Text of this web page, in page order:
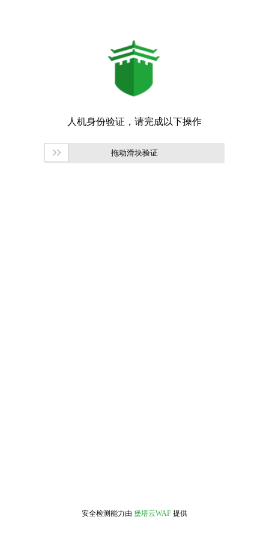
拖动滑块验证
安全检测能力由 堡塔云WAF 提供